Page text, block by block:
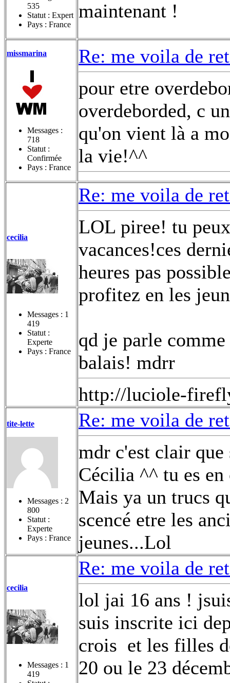
535
Statut : Expert
Pays : France
maintenant !
missmarina
Messages :
718
Statut :
Confirmée
Pays : France
Re: me voila de
pour etre
overdeborded, c
qu'on vient là a
la vie!^^
cecilia
Messages : 1
419
Statut :
Experte
Pays : France
Re: me voila de
LOL piree! tu
vacances!ces
heures pas
profitez en les
qd je parle
balais! mdrr
http://luciole-
tite-lette
Messages : 2
800
Statut :
Experte
Pays : France
Re: me voila de
mdr c'est clair que
Cécilia ^^ tu es en
Mais ya un trucs
scencé etre les
jeunes...Lol
cecilia
Messages : 1
419
Re: me voila de
lol jai 16 ans !
suis inscrite ici
crois et les filles
20 ou le 23